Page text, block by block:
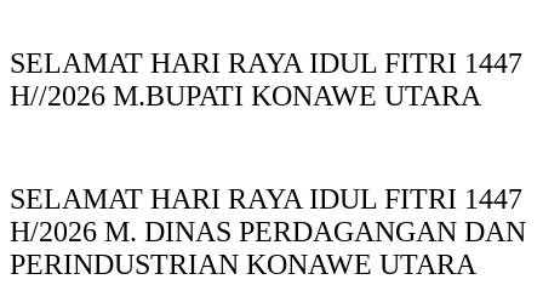
SELAMAT HARI RAYA IDUL FITRI 1447
H//2026 M.BUPATI KONAWE UTARA
SELAMAT HARI RAYA IDUL FITRI 1447
H/2026 M. DINAS PERDAGANGAN DAN
PERINDUSTRIAN KONAWE UTARA